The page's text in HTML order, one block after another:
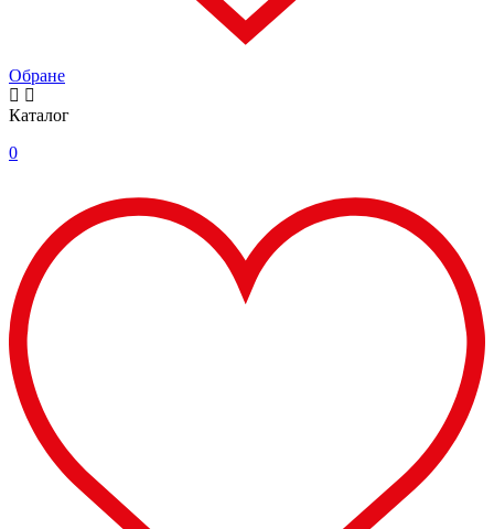
Обране
Каталог
0